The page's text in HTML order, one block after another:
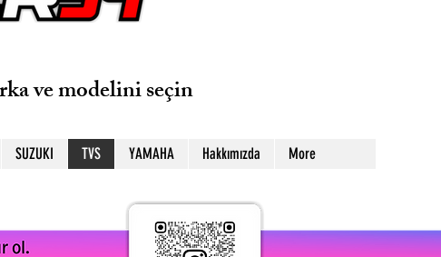
ve modelini seçin
SUZUKI TVS YAMAHA Hakkımızda More